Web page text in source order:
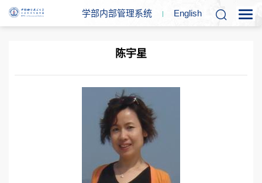
学部内部管理系统 English
陈宇星